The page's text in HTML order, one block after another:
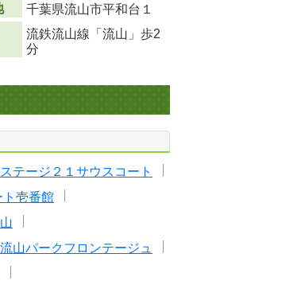
千葉県流山市平和台１
流鉄流山線「流山」歩2
分
テージ２１サウスコート
ト壱番館
山パークフロンテージュ